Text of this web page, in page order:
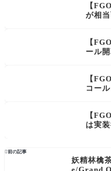
【
が相
【
ール
【
コー
【
は実
前の記事
妖精林檎